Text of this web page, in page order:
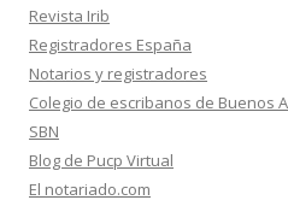
Revista Irib
Registradores España
Notarios y registradores
Colegio de escribanos de Buenos
SBN
Blog de Pucp Virtual
El notariado.com